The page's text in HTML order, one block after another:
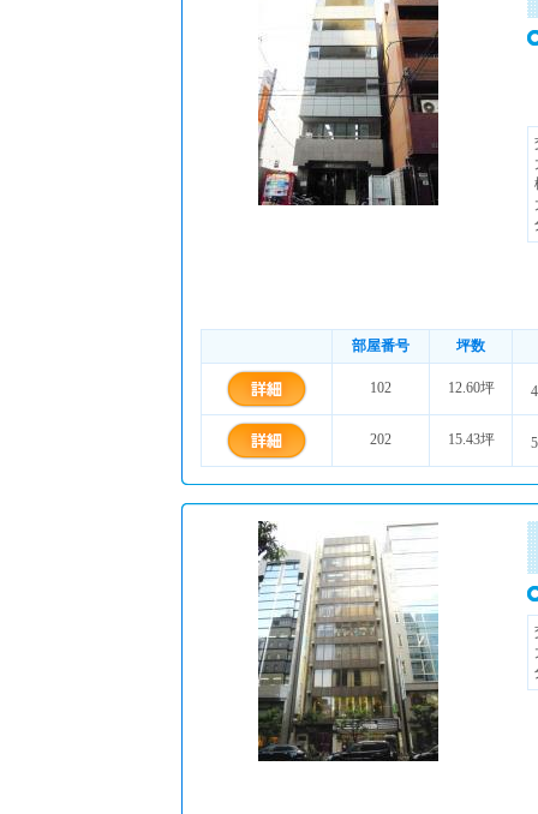
部屋番号 坪数
102 12.60坪
202 15.43坪